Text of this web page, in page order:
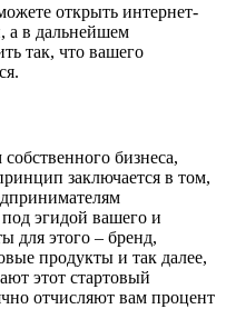
открыть интернет-
а в дальнейшем
так, что вашего
бизнеса,
заключается в том,
эгидой вашего и
для этого – бренд,
продукты и так далее,
этот стартовый
отчисляют вам процент